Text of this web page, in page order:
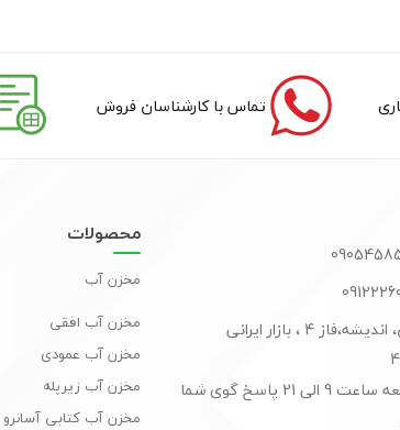
تماس با کارشناسان فروش
تهران، اندیشه،فاز 4 ، بازار ایرانی
شنبه تا جمعه ساعت 9 الی 21 پاسخ گوی شما
محصولات
مخزن آب
مخزن آب افقی
مخزن آب عمودی
مخزن آب زیرپله
مخزن آب کتابی آسانرو